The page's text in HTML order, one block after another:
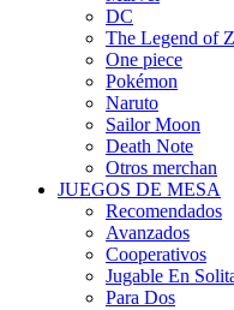
DC
The Legend of
One piece
Pokémon
Naruto
Sailor Moon
Death Note
Otros merchan
JUEGOS DE MESA
Recomendados
Avanzados
Cooperativos
Jugable En
Para Dos